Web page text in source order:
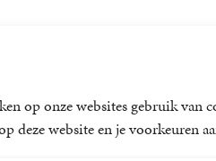
op onze websites gebruik van
deze website en je voorkeuren